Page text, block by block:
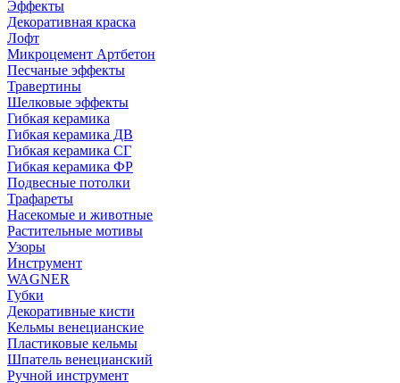
Эффекты
Декоративная краска
Лофт
Микроцемент Артбетон
Песчаные эффекты
Травертины
Шелковые эффекты
Гибкая керамика
Гибкая керамика ДВ
Гибкая керамика СГ
Гибкая керамика ФР
Подвесные потолки
Трафареты
Насекомые и животные
Растительные мотивы
Узоры
Инструмент
WAGNER
Губки
Декоративные кисти
Кельмы венецианские
Пластиковые кельмы
Шпатель венецианский
Ручной инструмент